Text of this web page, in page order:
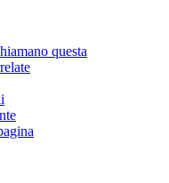
questa